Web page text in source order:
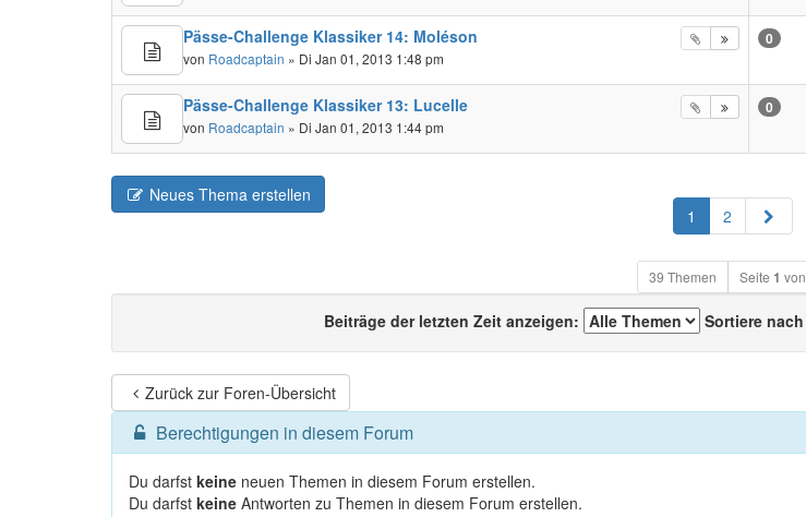
Pässe-Challenge Klassiker 14: Moléson
von Roadcaptain » Di Jan 01, 2013 1:48 pm
0
Pässe-Challenge Klassiker 13: Lucelle
von Roadcaptain » Di Jan 01, 2013 1:44 pm
0
Neues Thema erstellen
1
2 Nächste
39 Themen Seite 1 von
Beiträge der letzten Zeit anzeigen: Sortiere nach
Zurück zur Foren-Übersicht
Berechtigungen in diesem Forum
Du darfst keine neuen Themen in diesem Forum erstellen.
Du darfst keine Antworten zu Themen in diesem Forum erstellen.